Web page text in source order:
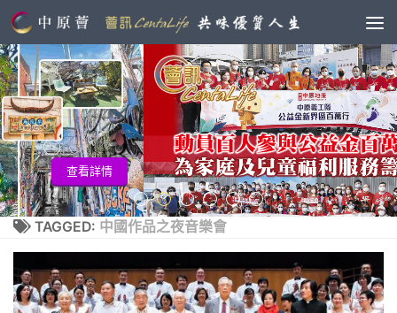
看詳情
TAGGED: 中國作品之夜音樂會